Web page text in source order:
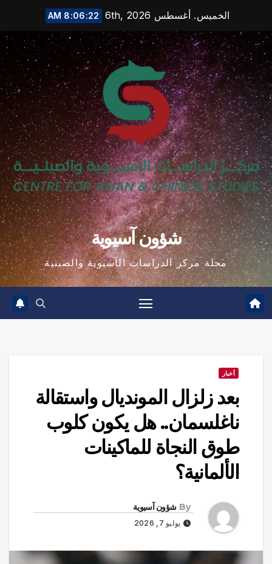
content
الخميس. أغسطس 6th, 2026 8:06:23 AM
شؤون آسيوية
مجلة مركز الدراسات الآسيوية والصينية
أخبار
بعد زلزال المونديال واستقالة
ناغلسمان.. هل يكون كلوب
طوق النجاة للماكينات
الألمانية؟
By شؤون آسيوية
يوليو 7, 2026